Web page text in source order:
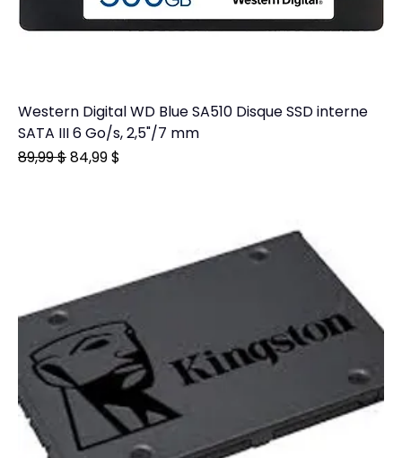
Western Digital WD Blue SA510 Disque SSD interne
SATA III 6 Go/s, 2,5"/7 mm
Prix original
89,99 $Prix promotionnel
84,99 $